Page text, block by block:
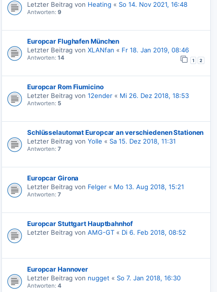
Letzter Beitrag von Heating « So 14. Nov 2021, 16:48
Antworten: 9
Europcar Flughafen München
Letzter Beitrag von XLANfan « Fr 18. Jan 2019, 08:46
Antworten: 14 1 2
Europcar Rom Fiumicino
Letzter Beitrag von 12ender « Mi 26. Dez 2018, 18:53
Antworten: 5
Schlüsselautomat Europcar an verschiedenen Stationen
Letzter Beitrag von Yolle « Sa 15. Dez 2018, 11:31
Antworten: 7
Europcar Girona
Letzter Beitrag von Felger « Mo 13. Aug 2018, 15:21
Antworten: 7
Europcar Stuttgart Hauptbahnhof
Letzter Beitrag von AMG-GT « Di 6. Feb 2018, 08:52
Europcar Hannover
Letzter Beitrag von nugget « So 7. Jan 2018, 16:30
Antworten: 4